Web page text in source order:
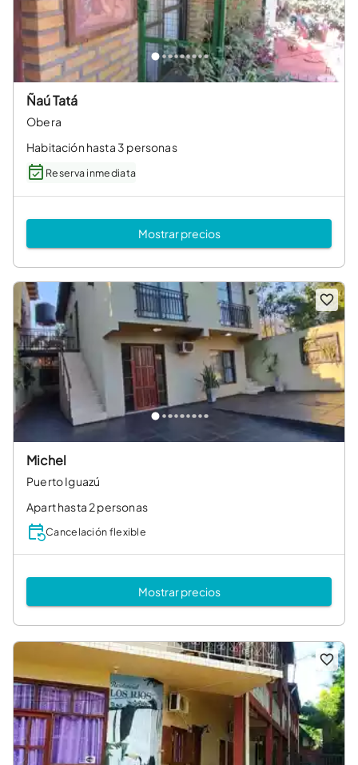
Ñaú Tatá
Obera
Habitación hasta 3 personas
Reserva inmediata
Mostrar precios
Michel
Puerto Iguazú
Apart hasta 2 personas
Cancelación flexible
Mostrar precios